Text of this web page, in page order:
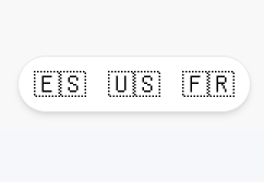
🇪🇸 🇺🇸 🇫🇷